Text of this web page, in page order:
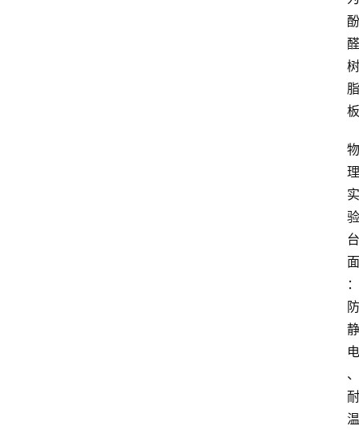
酚
醛
树
脂
板
物
理
实
验
台
面
：
防
静
电
、
耐
温